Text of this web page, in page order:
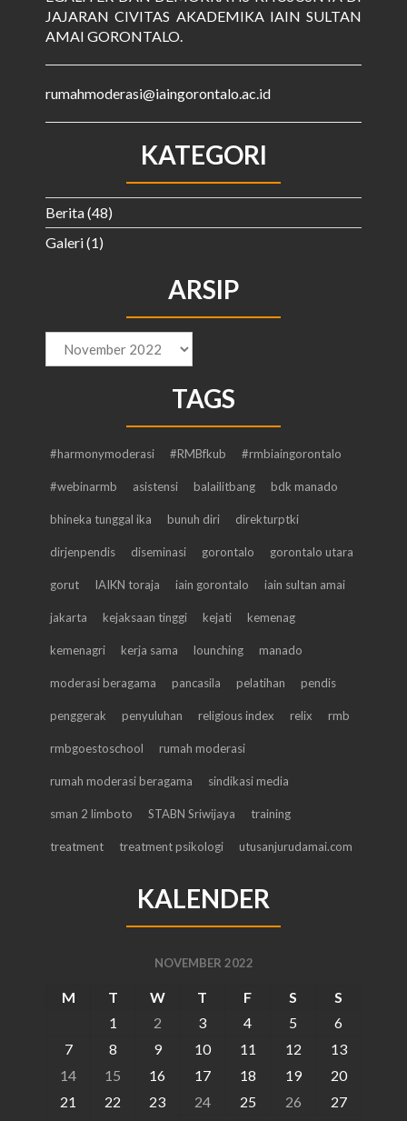
JAJARAN CIVITAS AKADEMIKA IAIN SULTAN
AMAI GORONTALO.
rumahmoderasi@iaingorontalo.ac.id
KATEGORI
Berita(48)
Galeri(1)
ARSIP
Arsip
TAGS
#harmonymoderasi #RMBfkub #rmbiaingorontalo
#webinarmb asistensi balailitbang bdk manado
bhineka tunggal ika bunuh diri direkturptki
dirjenpendis diseminasi gorontalo gorontalo utara
gorut IAIKN toraja iain gorontalo iain sultan amai
jakarta kejaksaan tinggi kejati kemenag
kemenagri kerja sama lounching manado
moderasi beragama pancasila pelatihan pendis
penggerak penyuluhan religious index relix rmb
rmbgoestoschool rumah moderasi
rumah moderasi beragama sindikasi media
sman 2 limboto STABN Sriwijaya training
treatment treatment psikologi utusanjurudamai.com
KALENDER
NOVEMBER 2022
M T W T F S
S
1
2 3 4 5
6
7
8 9 10 11 12
13
14
15 16 17 18 19
20
21
22 23 24 25 26
27